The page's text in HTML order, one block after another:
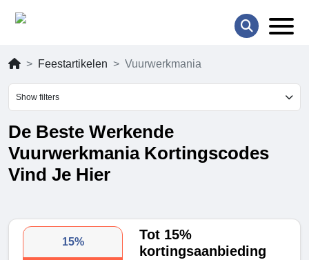
Feestartikelen Vuurwerkmania
Show filters
De Beste Werkende
Vuurwerkmania Kortingscodes
Vind Je Hier
15%
Tot 15%
kortingsaanbieding